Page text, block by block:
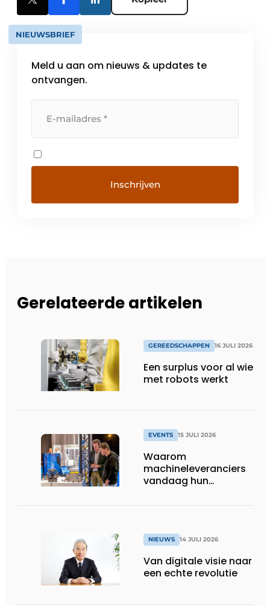
NIEUWSBRIEF
Meld u aan om nieuws & updates te
ontvangen.
Gerelateerde artikelen
GEREEDSCHAPPEN 16 JULI 2026
Een surplus voor al wie
met robots werkt
EVENTS 15 JULI 2026
Waarom
machineleveranciers
vandaag hun
NIEUWS 14 JULI 2026
Van digitale visie naar
een echte revolutie